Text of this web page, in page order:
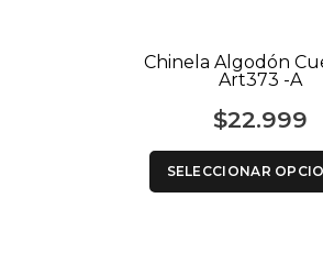
Chinela Algodón
Art373 -A
$22.999
SELECCIONAR